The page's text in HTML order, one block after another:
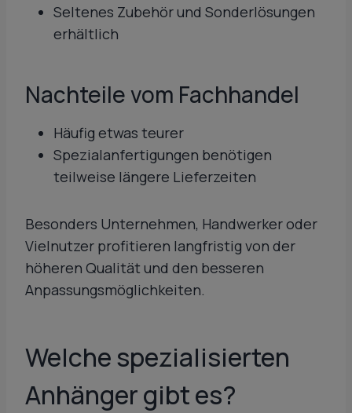
Seltenes Zubehör und Sonderlösungen
erhältlich
Nachteile vom Fachhandel
Häufig etwas teurer
Spezialanfertigungen benötigen
teilweise längere Lieferzeiten
Besonders Unternehmen, Handwerker oder
Vielnutzer profitieren langfristig von der
höheren Qualität und den besseren
Anpassungsmöglichkeiten.
Welche spezialisierten
Anhänger gibt es?